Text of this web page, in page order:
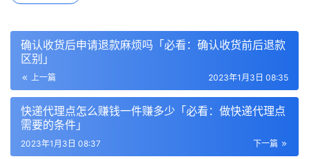
确认收货后申请退款麻烦吗「必看：确认收货前后退款
区别」
上一篇 2023年1月3日 08:35
快递代理点怎么赚钱一件赚多少「必看：做快递代理点
需要的条件」
下一篇
2023年1月3日 08:37